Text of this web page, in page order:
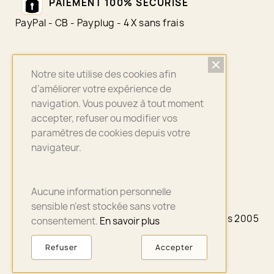
PAIEMENT 100% SÉCURISÉ
PayPal - CB - Payplug - 4 X sans frais
LIVRAISON SUIVI
Colissimo - Chronopost - Mondial Relay
ASSURANCE QUALITÉ
© 2026 - A3PLUS2 - La petite Française depuis 2005
Notre site utilise des cookies afin
d’améliorer votre expérience de
navigation. Vous pouvez à tout moment
accepter, refuser ou modifier vos
paramètres de cookies depuis votre
navigateur.
Aucune information personnelle
sensible n’est stockée sans votre
consentement. En savoir plus
Accepter
Refuser